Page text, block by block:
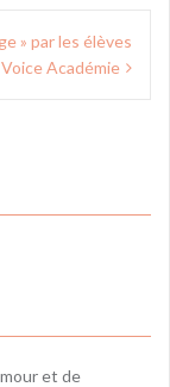
» par les élèves
Académie
et de